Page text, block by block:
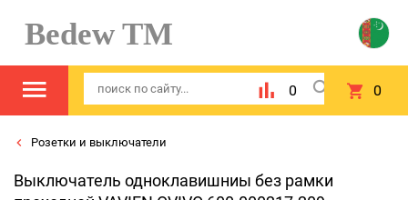
Bedew TM
0 0
Розетки и выключатели
Выключатель одноклавишниы без рамки